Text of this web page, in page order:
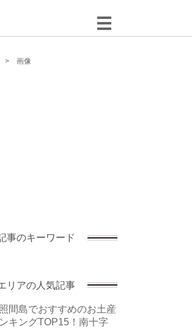
画像
事のキーワード
リアの人気記事
間島でおすすめのお土産
キングTOP15！南十字